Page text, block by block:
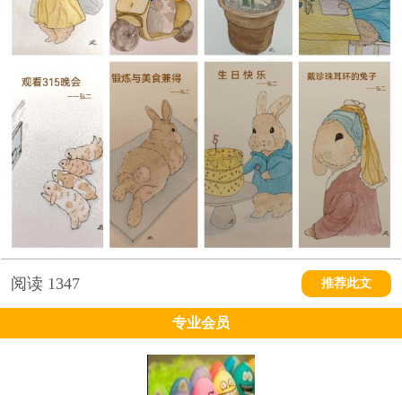
阅读 1347 推荐此文
专业会员